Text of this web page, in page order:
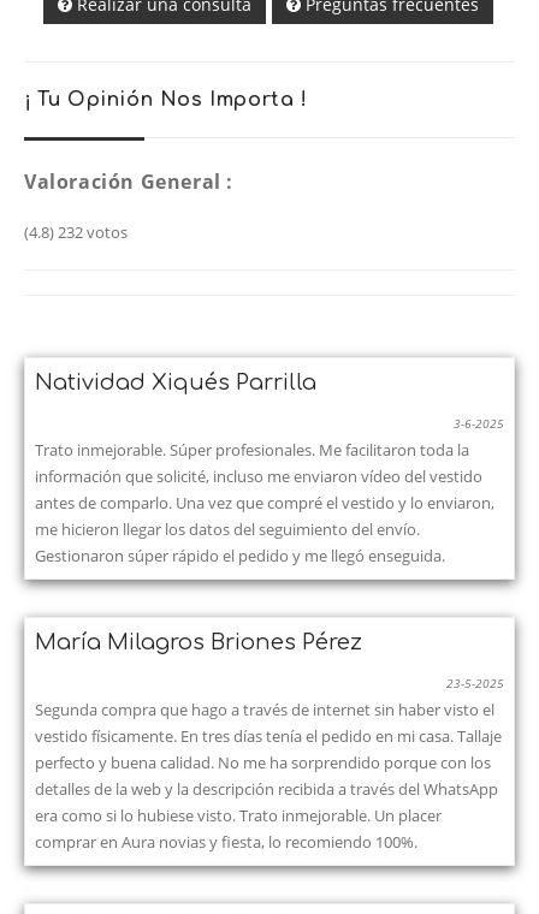
¡ Tu Opinión Nos Importa !
Valoración General :
(4.8)232votos
Natividad Xiqués Parrilla
3-6-2025
Trato inmejorable. Súper profesionales. Me facilitaron toda la
información que solicité, incluso me enviaron vídeo del vestido
antes de comparlo. Una vez que compré el vestido y lo enviaron,
me hicieron llegar los datos del seguimiento del envío.
Gestionaron súper rápido el pedido y me llegó enseguida.
María Milagros Briones Pérez
23-5-2025
Segunda compra que hago a través de internet sin haber visto el
vestido físicamente. En tres días tenía el pedido en mi casa. Tallaje
perfecto y buena calidad. No me ha sorprendido porque con los
detalles de la web y la descripción recibida a través del WhatsApp
era como si lo hubiese visto. Trato inmejorable. Un placer
comprar en Aura novias y fiesta, lo recomiendo 100%.